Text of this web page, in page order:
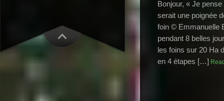
Bonjour, « Je
serait une poignée
foin © Emmanuelle
pendant 8 belles
les foins sur 20 Ha
en 4 étapes […]